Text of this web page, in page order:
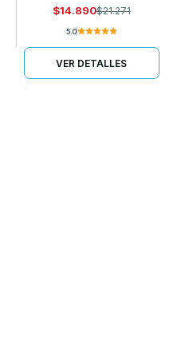
$14.890$21.271
5.0
VER DETALLES